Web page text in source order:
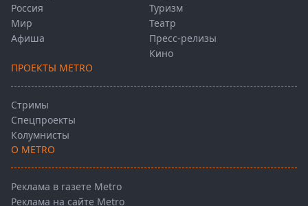
Россия
Мир
Афиша
Туризм
Театр
Пресс-релизы
Кино
ПРОЕКТЫ METRO
Стримы
Спецпроекты
Колумнисты
О METRO
Реклама в газете Metro
Реклама на сайте Metro